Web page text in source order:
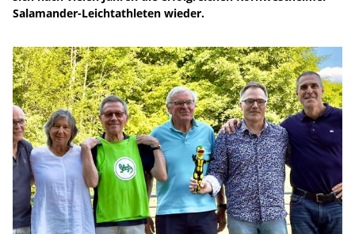
Salamander-Leichtathleten wieder.